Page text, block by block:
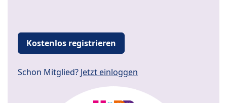
Kostenlos registrieren
Schon Mitglied? Jetzt einloggen